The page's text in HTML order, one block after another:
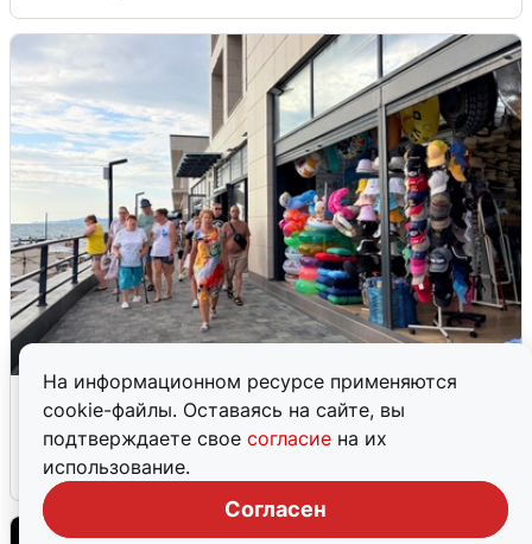
На информационном ресурсе применяются
cookie-файлы. Оставаясь на сайте, вы
подтверждаете свое согласие на их
использование.
Согласен
В Сочи объявили угрозу атаки БПЛА и
закрыли пляжи
6 августа 0